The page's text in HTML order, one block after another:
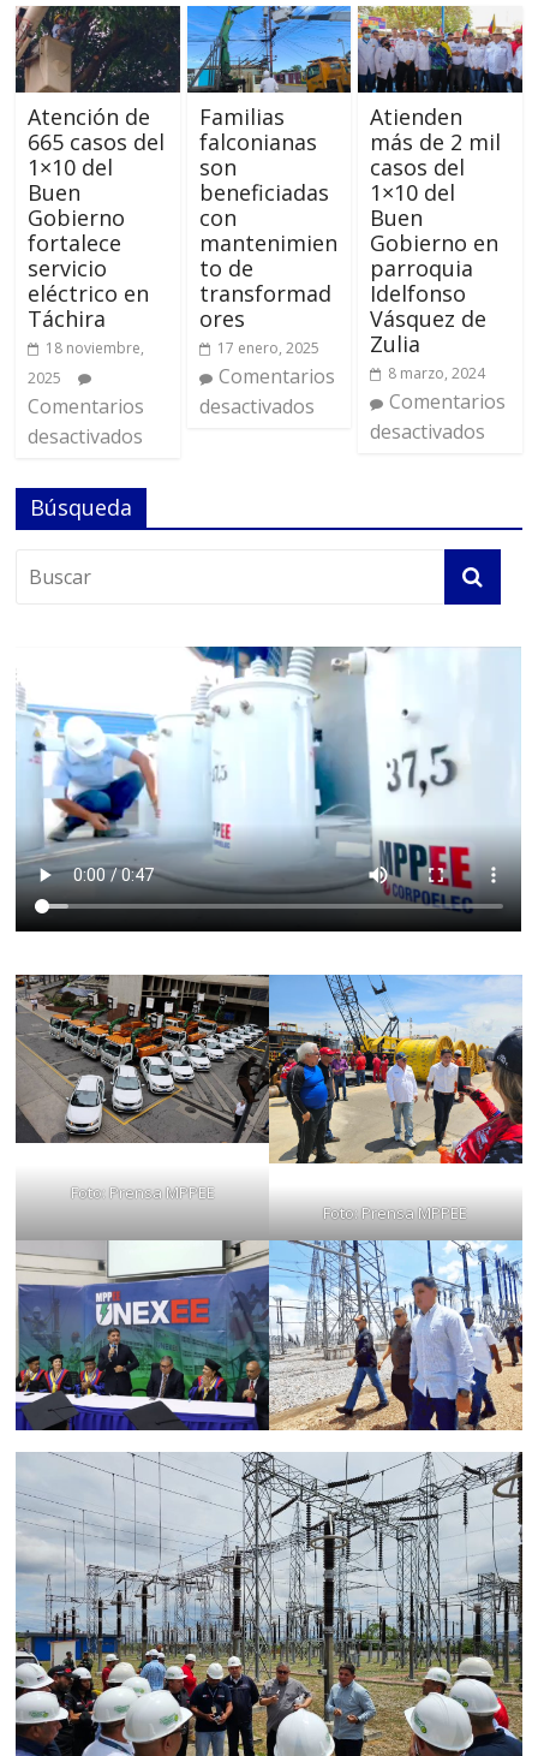
Atención de
665 casos del
1×10 del
Buen
Gobierno
fortalece
servicio
eléctrico en
Táchira
18 noviembre,
2025
Comentarios
desactivados
Familias
falconianas
son
beneficiadas
con
mantenimien
to de
transformad
ores
17 enero, 2025
Comentarios
desactivados
Atienden
más de 2 mil
casos del
1×10 del
Buen
Gobierno en
parroquia
Idelfonso
Vásquez de
Zulia
8 marzo, 2024
Comentarios
desactivados
Búsqueda
Foto: Prensa MPPEE
Foto: Prensa MPPEE